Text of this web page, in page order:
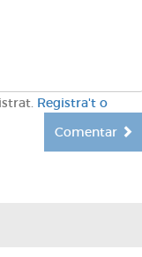
Registra't o
Comentar